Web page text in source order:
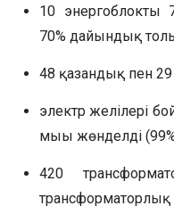
10
70% дайындық
48 қазандық пен 29
электр желілері
мыңы жөнделді
420